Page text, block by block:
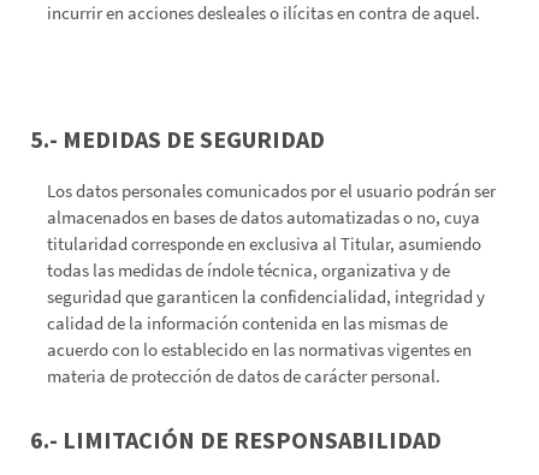
incurrir en acciones desleales o ilícitas en contra de aquel.
5.- MEDIDAS DE SEGURIDAD
Los datos personales comunicados por el usuario podrán ser
almacenados en bases de datos automatizadas o no, cuya
titularidad corresponde en exclusiva al Titular, asumiendo
todas las medidas de índole técnica, organizativa y de
seguridad que garanticen la confidencialidad, integridad y
calidad de la información contenida en las mismas de
acuerdo con lo establecido en las normativas vigentes en
materia de protección de datos de carácter personal.
6.- LIMITACIÓN DE RESPONSABILIDAD